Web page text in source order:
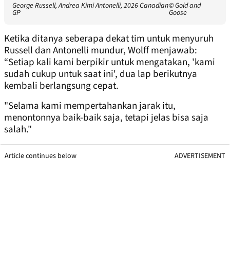
George Russell, Andrea Kimi Antonelli, 2026 Canadian
GP
© Gold and
Goose
Ketika ditanya seberapa dekat tim untuk menyuruh
Russell dan Antonelli mundur, Wolff menjawab:
“Setiap kali kami berpikir untuk mengatakan, 'kami
sudah cukup untuk saat ini', dua lap berikutnya
kembali berlangsung cepat.
"Selama kami mempertahankan jarak itu,
menontonnya baik-baik saja, tetapi jelas bisa saja
salah."
Article continues below ADVERTISEMENT